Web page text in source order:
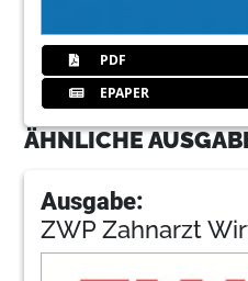
PDF
EPAPER
ÄHNLICHE
Ausgabe:
ZWP Zahnarzt